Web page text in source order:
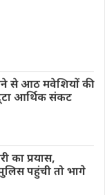
से आठ मवेशियों की
आर्थिक संकट
का प्रयास,
पहुंची तो भागे